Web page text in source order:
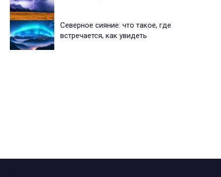
Северное сияние: что такое, где
встречается, как увидеть